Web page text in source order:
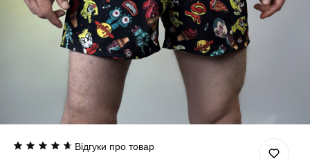
Відгуки про товар